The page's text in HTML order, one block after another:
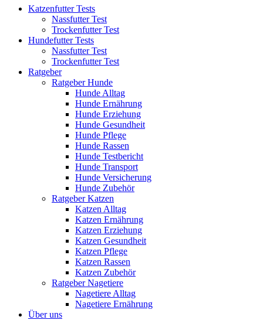
Katzenfutter Tests
Nassfutter Test
Trockenfutter Test
Hundefutter Tests
Nassfutter Test
Trockenfutter Test
Ratgeber
Ratgeber Hunde
Hunde Alltag
Hunde Ernährung
Hunde Erziehung
Hunde Gesundheit
Hunde Pflege
Hunde Rassen
Hunde Testbericht
Hunde Transport
Hunde Versicherung
Hunde Zubehör
Ratgeber Katzen
Katzen Alltag
Katzen Ernährung
Katzen Erziehung
Katzen Gesundheit
Katzen Pflege
Katzen Rassen
Katzen Zubehör
Ratgeber Nagetiere
Nagetiere Alltag
Nagetiere Ernährung
Über uns